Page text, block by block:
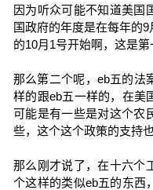
因为听众可能不知道美国
国政府的年度是在每年的
的10月1号开始啊，这是第
那么第二个呢，eb五的法
样的跟eb五一样的，在美
可能是有一些是对这个农
些，这个这个政策的支持
那么刚才说了，在十六个
个这样的类似eb五的东西